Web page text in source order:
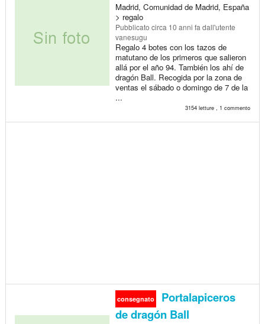
Madrid, Comunidad de Madrid, España
> regalo
Pubblicato circa 10 anni fa dall'utente
vanesugu
Regalo 4 botes con los tazos de
matutano de los primeros que salieron
allá por el año 94. También los ahí de
dragón Ball. Recogida por la zona de
ventas el sábado o domingo de 7 de la
...
3154 letture , 1 commento
consegnato
Portalapiceros
de dragón Ball